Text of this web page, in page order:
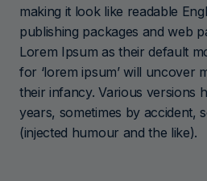
making it look like readable
publishing packages and web
Lorem Ipsum as their default
for ‘lorem ipsum’ will uncover
their infancy. Various versions
years, sometimes by accident,
(injected humour and the like).